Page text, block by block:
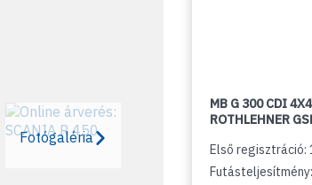
Fotógaléria
MB G 300 CDI
ROTHLEHNER
Első regisztráció: